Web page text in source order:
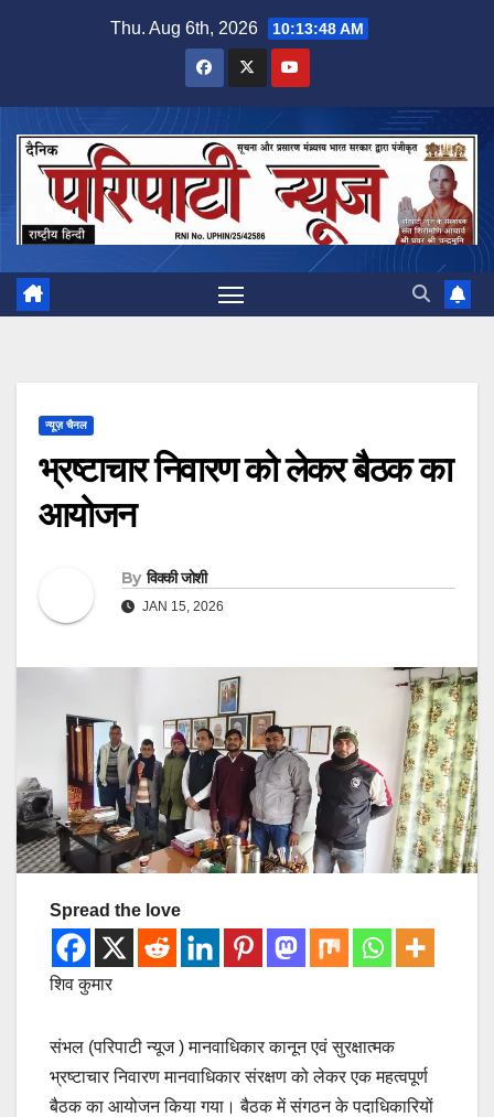
Thu. Aug 6th, 2026 10:13:48 AM
न्यूज़ चैनल
भ्रष्टाचार निवारण को लेकर बैठक का
आयोजन
By विक्की जोशी
JAN 15, 2026
Spread the love
शिव कुमार
संभल (परिपाटी न्यूज ) मानवाधिकार कानून एवं सुरक्षात्मक
भ्रष्टाचार निवारण मानवाधिकार संरक्षण को लेकर एक महत्वपूर्ण
बैठक का आयोजन किया गया। बैठक में संगठन के पदाधिकारियों